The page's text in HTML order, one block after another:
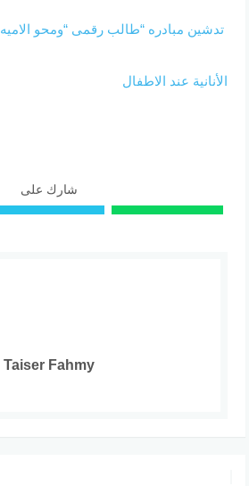
تدشين مبادره “طالب رقمى “ومحو الاميه
الأنانية عند الاطفال
شارك على
Taiser Fahmy